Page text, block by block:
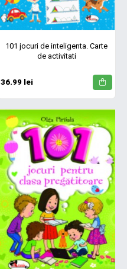
101 jocuri de inteligenta. Carte
de activitati
36.99 lei